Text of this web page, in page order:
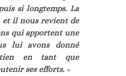
si longtemps. La
et il nous revient de
qui apportent une
lui avons donné
en tant que
ses efforts. »